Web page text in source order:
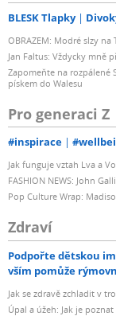
BLESK Tlapky
OBRAZEM: Modré slzy
Jan Faltus: Vždycky mně
Zapomeňte na rozpálené
pískem do Walesu
Pro generaci Z
#inspirace
Jak funguje vztah Lva a
FASHION NEWS: John
Pop Culture Wrap:
Zdraví
Podpořte dětskou
vším pomůže
Jak se zdravě zchladit v
Úpal a úžeh: Jak je